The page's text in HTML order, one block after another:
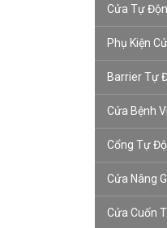
Cửa Tự
Phụ Kiện
Barrier Tự
Cửa Bệnh
Cổng Tự
Cửa Nâng
Cửa Cuốn